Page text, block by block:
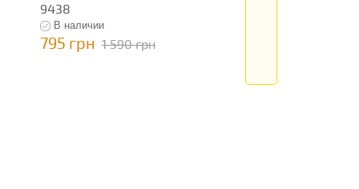
9438
В наличии
795 грн 1 590 грн